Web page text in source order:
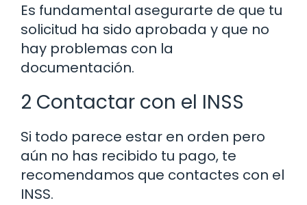
Es fundamental asegurarte de que tu
solicitud ha sido aprobada y que no
hay problemas con la
documentación.
2 Contactar con el INSS
Si todo parece estar en orden pero
aún no has recibido tu pago, te
recomendamos que contactes con el
INSS.